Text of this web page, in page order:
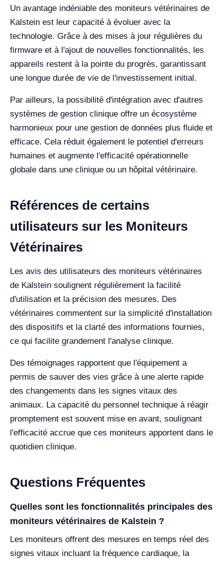
Un avantage indéniable des moniteurs vétérinaires de
Kalstein est leur capacité à évoluer avec la
technologie. Grâce à des mises à jour régulières du
firmware et à l'ajout de nouvelles fonctionnalités, les
appareils restent à la pointe du progrès, garantissant
une longue durée de vie de l'investissement initial.
Par ailleurs, la possibilité d'intégration avec d'autres
systèmes de gestion clinique offre un écosystème
harmonieux pour une gestion de données plus fluide et
efficace. Cela réduit également le potentiel d'erreurs
humaines et augmente l'efficacité opérationnelle
globale dans une clinique ou un hôpital vétérinaire.
Références de certains
utilisateurs sur les Moniteurs
Vétérinaires
Les avis des utilisateurs des moniteurs vétérinaires
de Kalstein soulignent régulièrement la facilité
d'utilisation et la précision des mesures. Des
vétérinaires commentent sur la simplicité d'installation
des dispositifs et la clarté des informations fournies,
ce qui facilite grandement l'analyse clinique.
Des témoignages rapportent que l'équipement a
permis de sauver des vies grâce à une alerte rapide
des changements dans les signes vitaux des
animaux. La capacité du personnel technique à réagir
promptement est souvent mise en avant, soulignant
l'efficacité accrue que ces moniteurs apportent dans le
quotidien clinique.
Questions Fréquentes
Quelles sont les fonctionnalités principales des
moniteurs vétérinaires de Kalstein ?
Les moniteurs offrent des mesures en temps réel des
signes vitaux incluant la fréquence cardiaque, la